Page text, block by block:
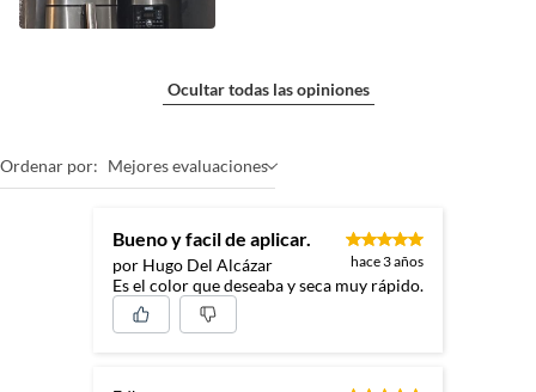
Ocultar todas las opiniones
Ordenar por: Mejores evaluaciones
Bueno y facil de aplicar.
por Hugo Del Alcázar hace 3 años
Es el color que deseaba y seca muy rápido.